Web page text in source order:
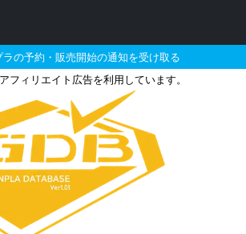
ラの予約・販売開始の通知を受け取る
フィリエイト広告を利用しています。
中型ガンダムの販売